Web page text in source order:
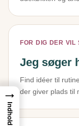
FOR DIG DER VIL
Jeg søger
Find idéer til
der giver plads til
→
Indhold